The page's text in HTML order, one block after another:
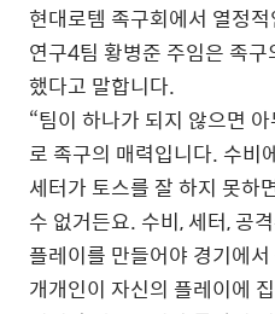
현대로템 족구회에서 열정
연구4팀 황병준 주임은 족구
했다고 말합니다.
“팀이 하나가 되지 않으면
로 족구의 매력입니다. 수비
세터가 토스를 잘 하지 못하
수 없거든요. 수비, 세터, 공
플레이를 만들어야 경기에
개개인이 자신의 플레이에